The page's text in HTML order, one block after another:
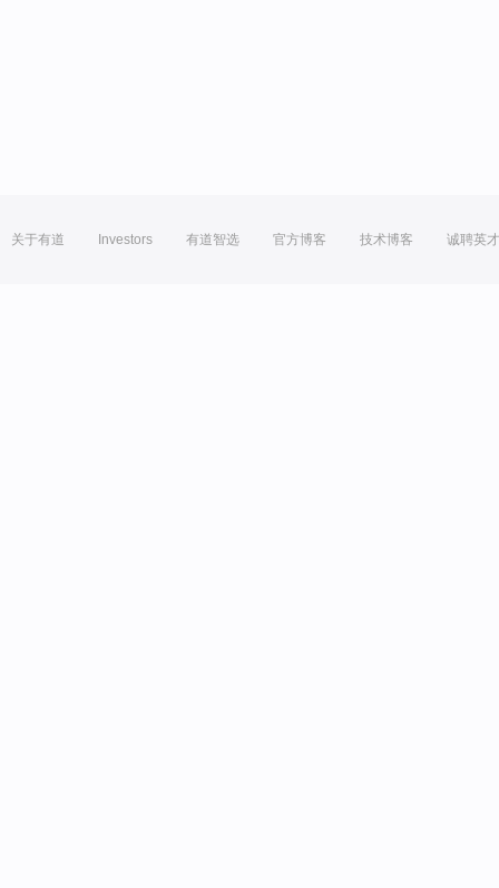
关于有道 Investors 有道智选 官方博客 技术博客 诚聘英才